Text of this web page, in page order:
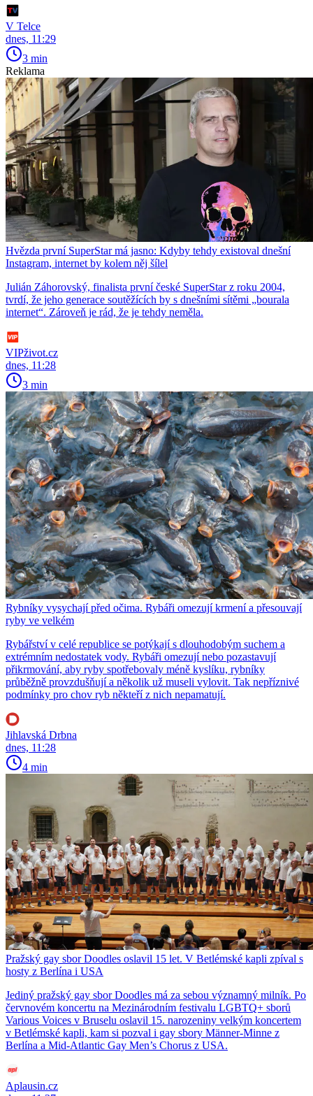
V Telce
dnes, 11:29
3 min
Reklama
Hvězda první SuperStar má jasno: Kdyby tehdy existoval dnešní
Instagram, internet by kolem něj šílel
Julián Záhorovský, finalista první české SuperStar z roku 2004,
tvrdí, že jeho generace soutěžících by s dnešními sítěmi „bourala
internet“. Zároveň je rád, že je tehdy neměla.
VIPživot.cz
dnes, 11:28
3 min
Rybníky vysychají před očima. Rybáři omezují krmení a přesouvají
ryby ve velkém
Rybářství v celé republice se potýkají s dlouhodobým suchem a
extrémním nedostatek vody. Rybáři omezují nebo pozastavují
přikrmování, aby ryby spotřebovaly méně kyslíku, rybníky
průběžně provzdušňují a několik už museli vylovit. Tak nepříznivé
podmínky pro chov ryb někteří z nich nepamatují.
Jihlavská Drbna
dnes, 11:28
4 min
Pražský gay sbor Doodles oslavil 15 let. V Betlémské kapli zpíval s
hosty z Berlína i USA
Jediný pražský gay sbor Doodles má za sebou významný milník. Po
červnovém koncertu na Mezinárodním festivalu LGBTQ+ sborů
Various Voices v Bruselu oslavil 15. narozeniny velkým koncertem
v Betlémské kapli, kam si pozval i gay sbory Männer-Minne z
Berlína a Mid-Atlantic Gay Men’s Chorus z USA.
Aplausin.cz